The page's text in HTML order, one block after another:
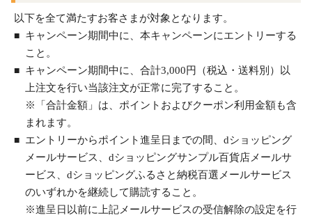
以下を全て満たすお客さまが対象となります。
キャンペーン期間中に、本キャンペーンにエントリーする
こと。
キャンペーン期間中に、合計3,000円（税込・送料別）以
上注文を行い当該注文が正常に完了すること。
※「合計金額」は、ポイントおよびクーポン利用金額も含
まれます。
エントリーからポイント進呈日までの間、dショッピング
メールサービス、dショッピングサンプル百貨店メールサ
ービス、dショッピングふるさと納税百選メールサービス
のいずれかを継続して購読すること。
※進呈日以前に上記メールサービスの受信解除の設定を行